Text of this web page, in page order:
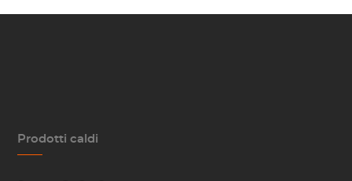
Prodotti caldi